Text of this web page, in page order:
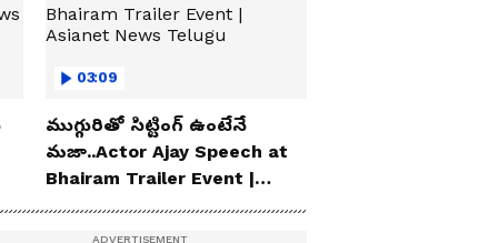
03:09
ముగ్గురితో సిట్టింగ్ ఉంటేనే
మజా..Actor Ajay Speech at
Bhairam Trailer Event |
Asianet News Telugu